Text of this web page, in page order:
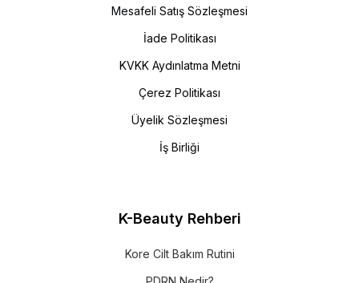
Kore Cilt Bakımı Nedir ve Neden Bu
sağlığı hedefleyen bir bakım yaklaşımıdır.
Hafif ama etkili içerikler
Katmanlı bakım sistemi
Mesafeli Satış Sözleşmesi
İade Politikası
KVKK Aydınlatma Metni
Çerez Politikası
Üyelik Sözleşmesi
İş Birliği
K-Beauty Rehberi
Kore Cilt Bakım Rutini